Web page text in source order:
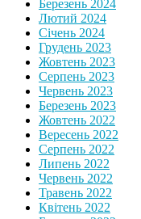
Березень 2024
Лютий 2024
Січень 2024
Грудень 2023
Жовтень 2023
Серпень 2023
Червень 2023
Березень 2023
Жовтень 2022
Вересень 2022
Серпень 2022
Липень 2022
Червень 2022
Травень 2022
Квітень 2022